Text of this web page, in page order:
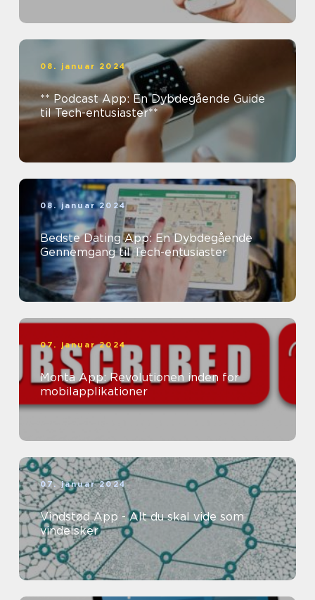
08. januar 2024
** Podcast App: En Dybdegående Guide
til Tech-entusiaster**
08. januar 2024
Bedste Dating App: En Dybdegående
Gennemgang til Tech-entusiaster
07. januar 2024
Monta App: Revolutionen inden for
mobilapplikationer
07. januar 2024
Vindstød App - Alt du skal vide som
vindelsker